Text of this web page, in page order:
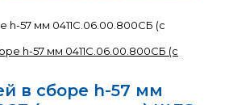
h-57 мм 0411С.06.00.800СБ (с
в сборе h-57 мм